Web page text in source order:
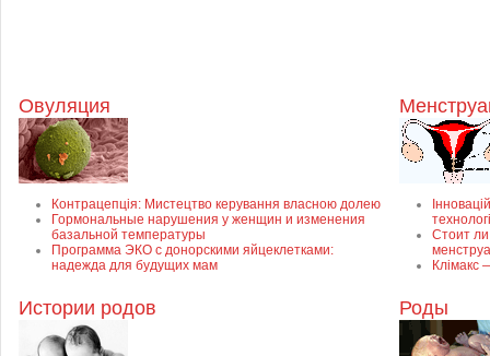
Овуляция
Контрацепція: Мистецтво керування власною долею
Гормональные нарушения у женщин и изменения
базальной температуры
Программа ЭКО с донорскими яйцеклетками:
надежда для будущих мам
Стоит
Клімакс
Истории родов Роды